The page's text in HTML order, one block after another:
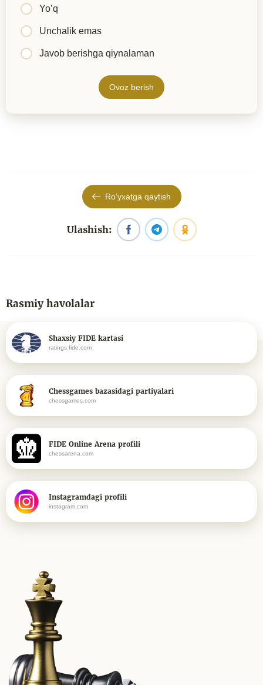
Yo’q
Unchalik emas
Javob berishga qiynalaman
Ovoz berish
Roʻyxatga qaytish
Ulashish:
Rasmiy havolalar
Shaxsiy FIDE kartasi
ratings.fide.com
Chessgames bazasidagi partiyalari
chessgames.com
FIDE Online Arena profili
chessarena.com
Instagramdagi profili
instagram.com